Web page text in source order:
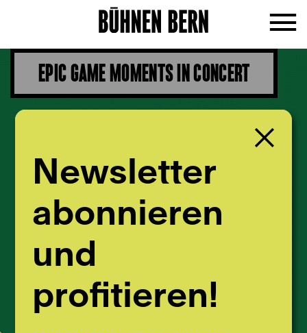
EPIC GAME MOMENTS IN CONCERT
Newsletter
abonnieren
und
profitieren!